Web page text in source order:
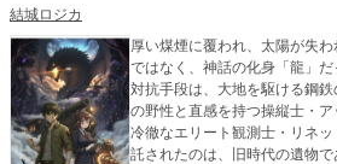
結城ロジカ
厚い煤煙に覆われ、太陽が失
ではなく、神話の化身「龍」だった。 ​人類に残さ
対抗手段は、大地を駆ける鋼鉄の
の野性と直感を持つ操縦士・
冷徹なエリート観測士・リネ
託されたのは、旧時代の遺物